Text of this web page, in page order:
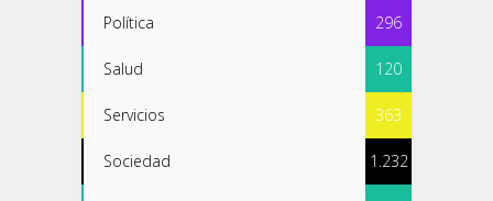
Política 296
Salud 120
Servicios 363
Sociedad 1.232